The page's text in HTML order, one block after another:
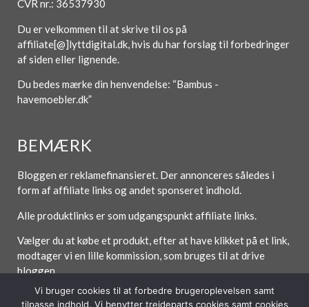
CVR nr.: 36537930
Du er velkommen til at skrive til os på
affiliate[@]lyttdigital.dk, hvis du har forslag til forbedringer
af siden eller lignende.
Du bedes mærke din henvendelse: “Bambus -
havemoebler.dk”
BEMÆRK
Bloggen er reklamefinansieret. Der annonceres således i
form af affiliate links og andet sponseret indhold.
Alle produktlinks er som udgangspunkt affiliate links.
Vælger du at købe et produkt, efter at have klikket på et link,
modtager vi en lille kommission, som bruges til at drive
bloggen.
Vi bruger cookies til at forbedre brugeroplevelsen samt
tilpasse indhold. Vi benytter trejdeparts cookies samt cookies